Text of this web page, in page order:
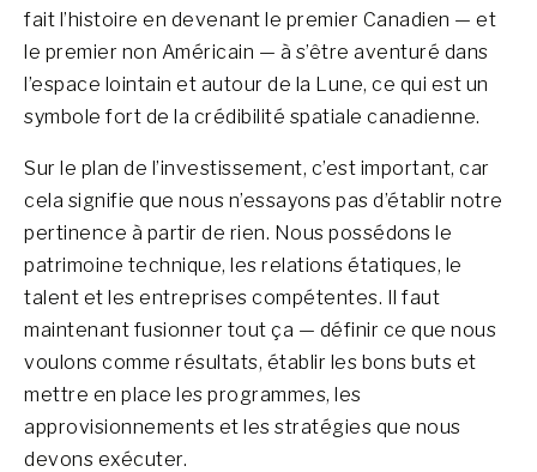
fait l’histoire en devenant le premier Canadien — et
le premier non Américain — à s’être aventuré dans
l’espace lointain et autour de la Lune, ce qui est un
symbole fort de la crédibilité spatiale canadienne.
Sur le plan de l’investissement, c’est important, car
cela signifie que nous n’essayons pas d’établir notre
pertinence à partir de rien. Nous possédons le
patrimoine technique, les relations étatiques, le
talent et les entreprises compétentes. Il faut
maintenant fusionner tout ça — définir ce que nous
voulons comme résultats, établir les bons buts et
mettre en place les programmes, les
approvisionnements et les stratégies que nous
devons exécuter.